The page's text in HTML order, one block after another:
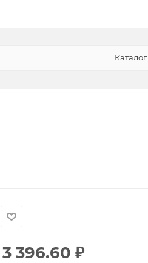
Каталог
3 396.60 ₽